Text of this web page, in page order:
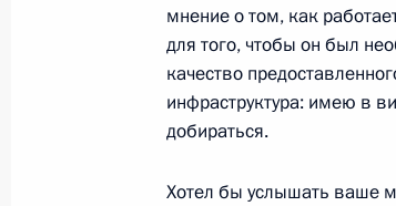
Осмотр выставки в
19 декабря 2023 года, 18:00
Вручение медалей
19 декабря 2023 года, 17:10
мнение о том, как
для того, чтобы он был
качество
инфраструктура: имею в
добираться.
Хотел бы услышать ваше